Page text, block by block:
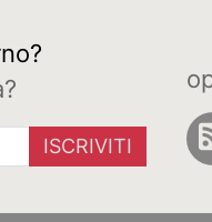
ISCRIVITI